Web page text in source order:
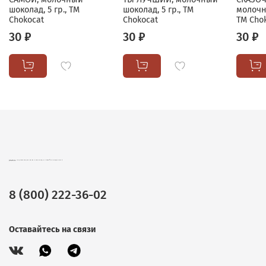
шоколад, 5 гр., TM
Chokocat
30 ₽
шоколад, 5 гр., TM
Chokocat
30 ₽
TM
30 ₽
8 (800) 222-36-02
Оставайтесь на связи